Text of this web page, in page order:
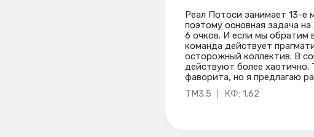
Реал Потоси занимает 13-е
поэтому основная задача
6 очков. И если мы обратим
команда действует
осторожный коллектив. В
действуют более хаотично.
фаворита, но я предлагаю
ТМ3.5
КФ: 1.62